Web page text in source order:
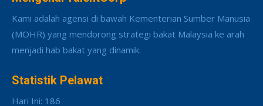
Kami adalah agensi di bawah Kementerian Sumber Manusia
(MOHR) yang mendorong strategi bakat Malaysia ke arah
menjadi hab bakat yang dinamik.
Statistik Pelawat
Hari Ini: 186